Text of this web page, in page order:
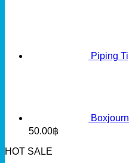
Piping
50.00฿
HOT SALE